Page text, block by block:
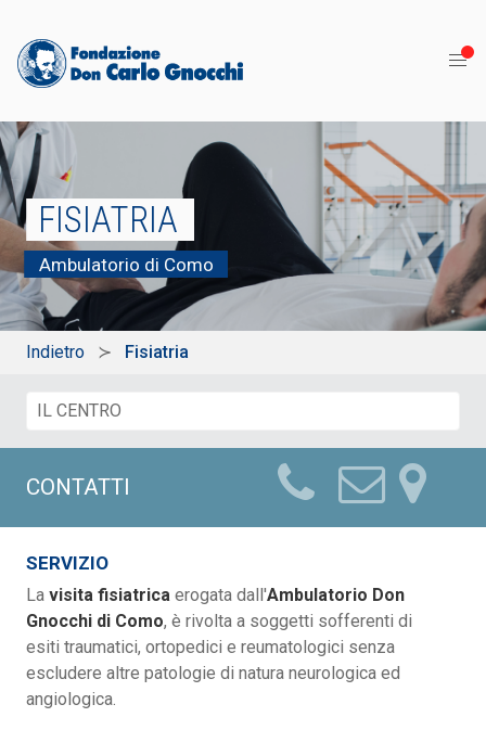
FISIATRIA
Ambulatorio di Como
Indietro Fisiatria
CONTATTI
SERVIZIO
La visita fisiatrica erogata dall'Ambulatorio Don
Gnocchi di Como, è rivolta a soggetti sofferenti di
esiti traumatici, ortopedici e reumatologici senza
escludere altre patologie di natura neurologica ed
angiologica.